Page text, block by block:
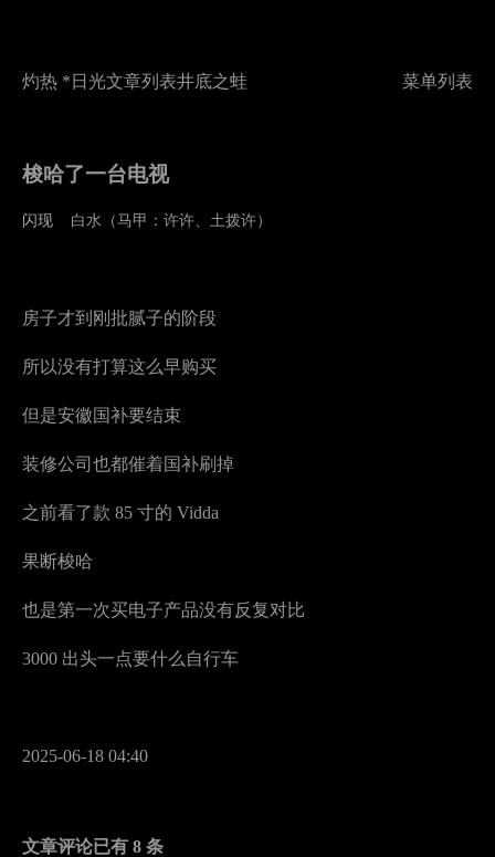
灼热 *日光文章列表井底之蛙 菜单列表
梭哈了一台电视
闪现 白水（马甲：许许、土拨许）
房子才到刚批腻子的阶段
所以没有打算这么早购买
但是安徽国补要结束
装修公司也都催着国补刷掉
之前看了款 85 寸的 Vidda
果断梭哈
也是第一次买电子产品没有反复对比
3000 出头一点要什么自行车
2025-06-18 04:40
文章评论已有 8 条